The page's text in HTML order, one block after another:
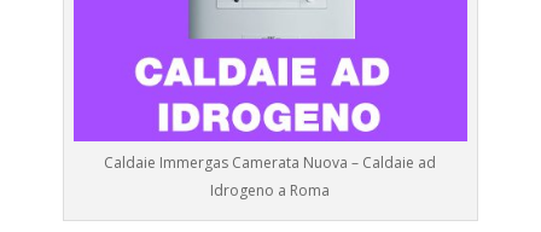
Caldaie Immergas Camerata Nuova – Caldaie ad
Idrogeno a Roma